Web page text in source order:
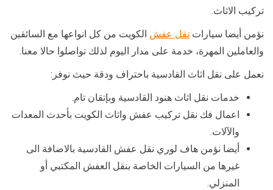
تركيب الاثاث.
نؤمن أيضا سيارات نقل عفش الكويت من كل انواعها مع السائقين
والعاملين المهرة، خدمة على مدار اليوم لذلك تواصلوا حالا معنا.
نعمل على نقل اثاث القادسية باحتراف ودقة حيث نوفر:
خدمات نقل اثاث هنود القادسية وبإتقان تام.
اعمال فك نقل تركيب عفش واثاث الكويت بأحدث المعدات
والآلات.
أيضا نؤمن هاف لوري نقل عفش القادسية بالاضافة الى
غيرها من السيارات الخاصة بنقل العفش المكتبي أو
المنزلي.